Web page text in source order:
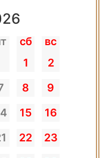
сб
вс
1
2
8
9
15
16
22
23